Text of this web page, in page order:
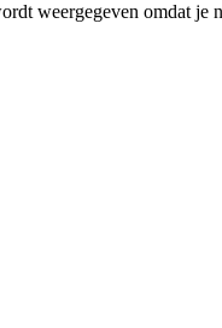
weergegeven omdat je